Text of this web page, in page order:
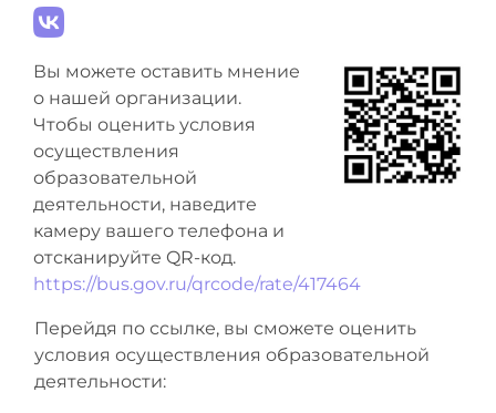
Вы можете оставить мнение
о нашей организации.
Чтобы оценить условия
осуществления
образовательной
деятельности, наведите
камеру вашего телефона и
отсканируйте QR-код.
https://bus.gov.ru/qrcode/rate/417464
Перейдя по ссылке, вы сможете оценить
условия осуществления образовательной
деятельности: